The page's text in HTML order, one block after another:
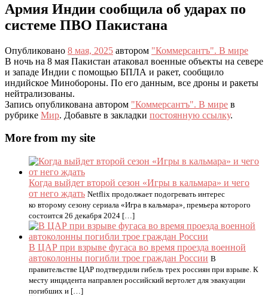
Армия Индии сообщила об ударах по
системе ПВО Пакистана
Опубликовано 8 мая, 2025 автором "Коммерсантъ". В мире
В ночь на 8 мая Пакистан атаковал военные объекты на севере
и западе Индии с помощью БПЛА и ракет, сообщило
индийское Минобороны. По его данным, все дроны и ракеты
нейтрализованы.
Запись опубликована автором "Коммерсантъ". В мире в
рубрике Мир. Добавьте в закладки постоянную ссылку.
More from my site
Когда выйдет второй сезон «Игры в кальмара» и чего
от него ждать Netflix продолжает подогревать интерес
ко второму сезону сериала «Игра в кальмара», премьера которого
состоится 26 декабря 2024 […]
В ЦАР при взрыве фугаса во время проезда военной
автоколонны погибли трое граждан России В
правительстве ЦАР подтвердили гибель трех россиян при взрыве. К
месту инцидента направлен российский вертолет для эвакуации
погибших и […]